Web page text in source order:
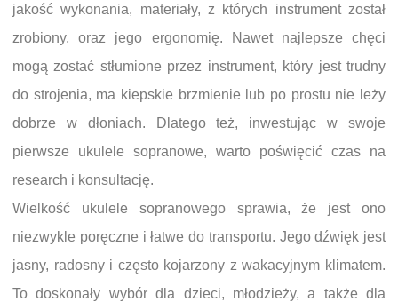
jakość wykonania, materiały, z których instrument został
zrobiony, oraz jego ergonomię. Nawet najlepsze chęci
mogą zostać stłumione przez instrument, który jest trudny
do strojenia, ma kiepskie brzmienie lub po prostu nie leży
dobrze w dłoniach. Dlatego też, inwestując w swoje
pierwsze ukulele sopranowe, warto poświęcić czas na
research i konsultację.
Wielkość ukulele sopranowego sprawia, że jest ono
niezwykle poręczne i łatwe do transportu. Jego dźwięk jest
jasny, radosny i często kojarzony z wakacyjnym klimatem.
To doskonały wybór dla dzieci, młodzieży, a także dla